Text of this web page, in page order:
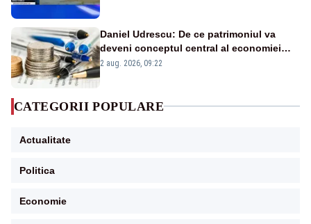
Daniel Udrescu: De ce patrimoniul va
deveni conceptul central al economiei
viitoare?
2 aug. 2026, 09:22
CATEGORII POPULARE
Actualitate
Politica
Economie